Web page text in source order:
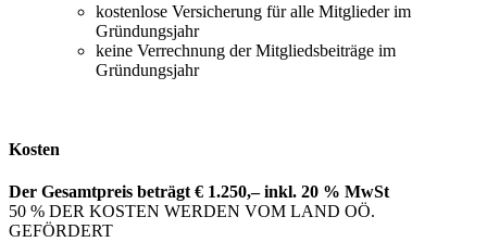
kostenlose Versicherung für alle Mitglieder im
Gründungsjahr
keine Verrechnung der Mitgliedsbeiträge im
Gründungsjahr
Kosten
Der Gesamtpreis beträgt € 1.250,– inkl. 20 % MwSt
50 % DER KOSTEN WERDEN VOM LAND OÖ.
GEFÖRDERT